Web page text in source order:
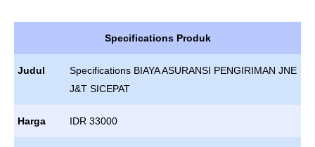
Specifications Produk
Judul
Specifications BIAYA ASURANSI PENGIRIMAN JNE
J&T SICEPAT
Harga IDR 33000